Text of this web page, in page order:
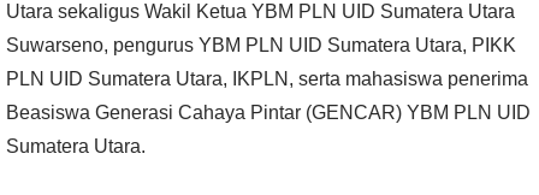
Utara sekaligus Wakil Ketua YBM PLN UID Sumatera Utara
Suwarseno, pengurus YBM PLN UID Sumatera Utara, PIKK
PLN UID Sumatera Utara, IKPLN, serta mahasiswa penerima
Beasiswa Generasi Cahaya Pintar (GENCAR) YBM PLN UID
Sumatera Utara.